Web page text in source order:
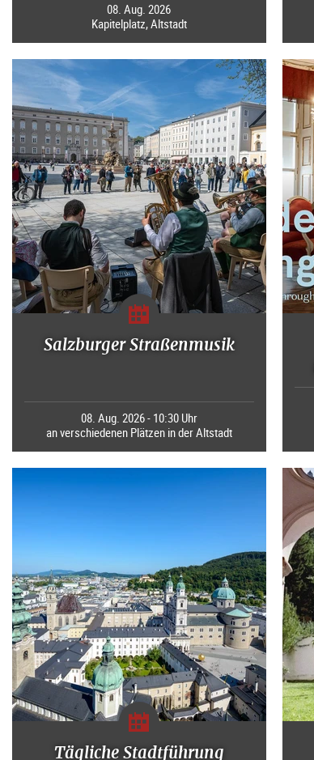
08. Aug. 2026
Kapitelplatz, Altstadt
Salzburger Straßenmusik
08. Aug. 2026 - 10:30 Uhr
an verschiedenen Plätzen in der Altstadt
Tägliche Stadtführung